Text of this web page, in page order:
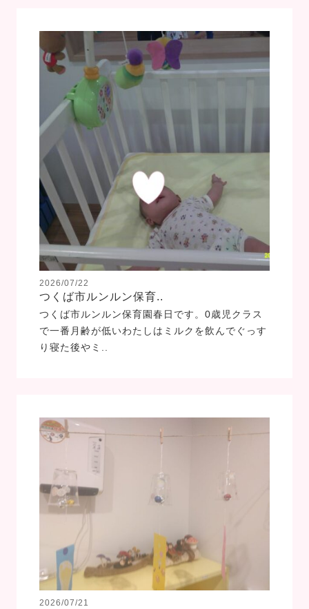
2026/07/22
つくば市ルンルン保育..
つくば市ルンルン保育園春日です。0歳児クラス
で一番月齢が低いわたしはミルクを飲んでぐっす
り寝た後やミ..
2026/07/21